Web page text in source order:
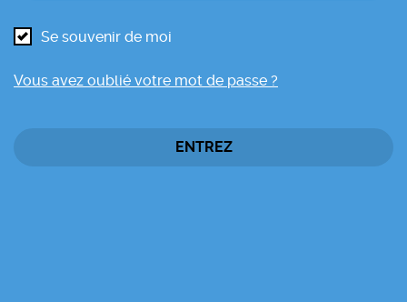
mail
passeSe souvenir de moi
Vous avez oublié votre mot de passe ?
ENTREZ